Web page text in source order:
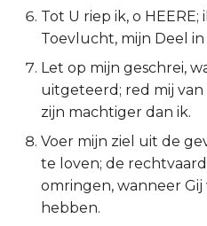
Filipenzen
Kolossenzen
2 Thessalonicenzen
1 Timótheüs
Tot U riep ik, o HEERE;
Toevlucht, mijn Deel
Let op mijn geschrei,
uitgeteerd; red mij
zijn machtiger dan ik.
Voer mijn ziel uit de
te loven; de
omringen, wanneer
hebben.